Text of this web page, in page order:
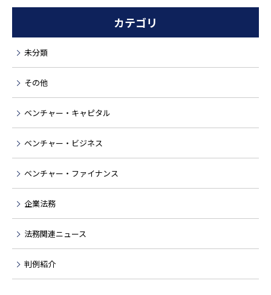
カテゴリ
未分類
その他
ベンチャー・キャピタル
ベンチャー・ビジネス
ベンチャー・ファイナンス
企業法務
法務関連ニュース
判例紹介